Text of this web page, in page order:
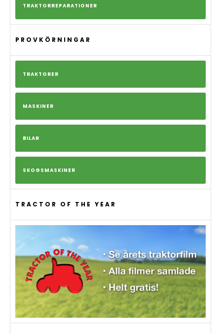
TRAKTORREPARATIONER
PROVKÖRNINGAR
TRAKTORER
MASKINER
BILAR
SKOGSMASKINER
TRACTOR OF THE YEAR